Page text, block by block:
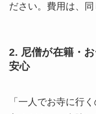
ださい。費用は、同
2. 尼僧が在籍・
安心
「一人でお寺に行